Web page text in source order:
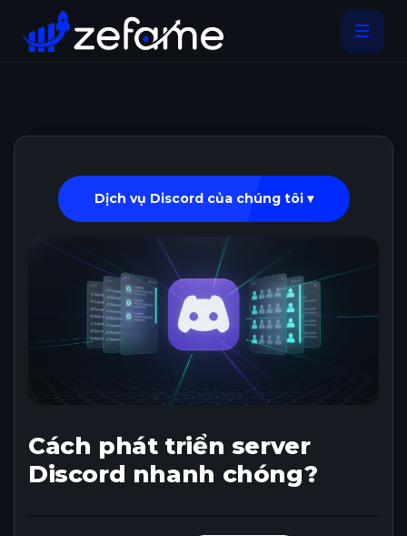
Dịch vụ Discord của chúng tôi ▾
Cách phát triển server
Discord nhanh chóng?